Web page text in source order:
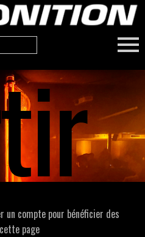
un compte pour bénéficier des
page